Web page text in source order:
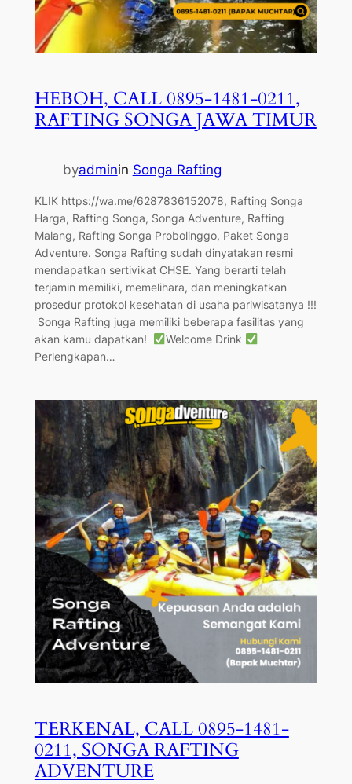
HEBOH, CALL 0895-1481-0211,
RAFTING SONGA JAWA TIMUR
byadminin Songa Rafting
KLIK https://wa.me/6287836152078, Rafting Songa
Harga, Rafting Songa, Songa Adventure, Rafting
Malang, Rafting Songa Probolinggo, Paket Songa
Adventure. Songa Rafting sudah dinyatakan resmi
mendapatkan sertivikat CHSE. Yang berarti telah
terjamin memiliki, memelihara, dan meningkatkan
prosedur protokol kesehatan di usaha pariwisatanya !!!
⁣⁣⁣ Songa Rafting juga memiliki beberapa fasilitas yang
akan kamu dapatkan! ⁣⁣⁣
Welcome Drink⁣⁣⁣
Perlengkapan…
TERKENAL, CALL 0895-1481-
0211, SONGA RAFTING
ADVENTURE